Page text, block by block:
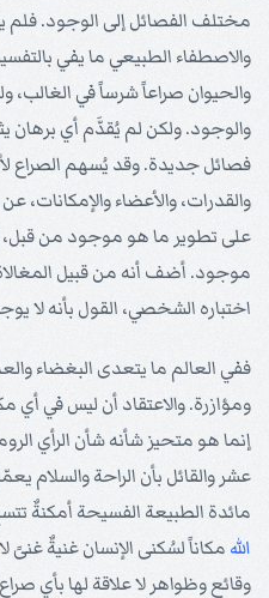
مختلف الفصائل إلى الوجود. فلم
والاصطفاء الطبيعي ما يفي
والحيوان صراعاً شرساً في الغالب،
والوجود. ولكن لم يُقدَّم أي برهان
فصائل جديدة. وقد يُسهم الصراع
والقدرات، والأعضاء والإمكانات،
على تطوير ما هو موجود من قبل،
موجود. أضف أنه من قبيل
اختباره الشخصي، القول بأنه لا
ففي العالم ما يتعدى البغضاء
ومؤازرة. والاعتقاد أن ليس في أي
إنما هو متحيز شأنه شأن الرأي
عشر والقائل بأن الراحة والسلام
مائدة الطبيعة الفسيحة أمكنةٌ
الله مكاناً لسُكنى الإنسان غنيةٌ غنىً
وقائع وظواهر لا علاقة لها بأي